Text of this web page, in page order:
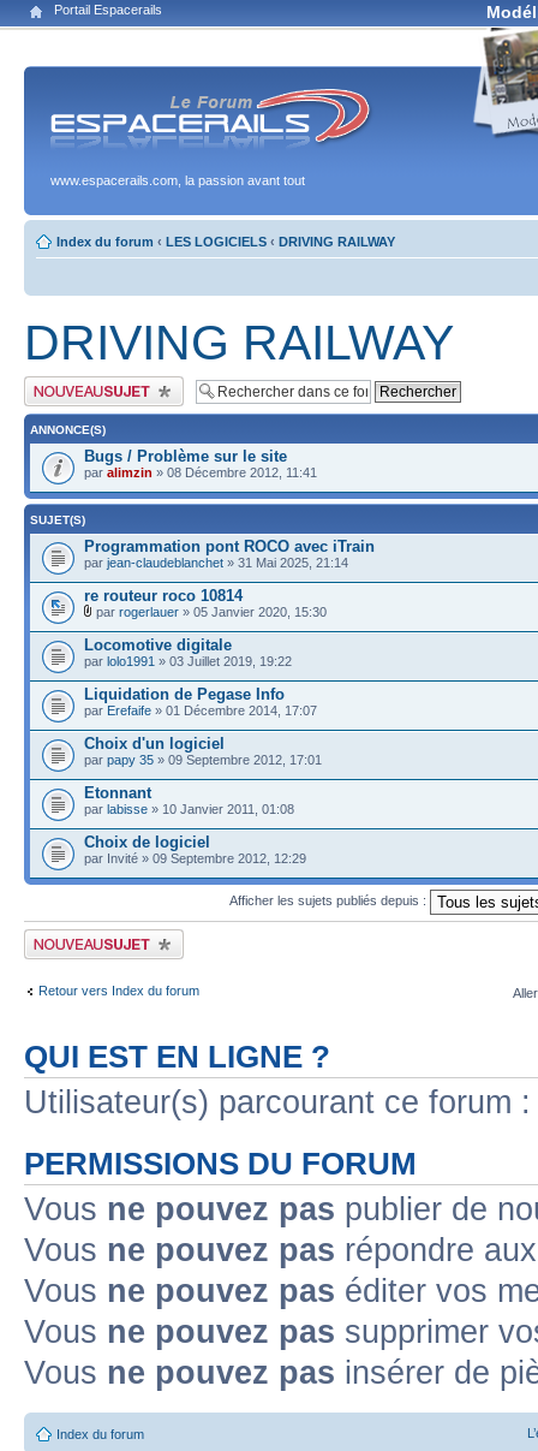
Portail Espacerails
www.espacerails.com, la passion avant tout
Index du forum ‹ LES LOGICIELS ‹ DRIVING RAILWAY
DRIVING RAILWAY
Publier un nouveau sujet
ANNONCE(S)
Bugs / Problème sur le site
par alimzin » 08 Décembre 2012, 11:41
SUJET(S)
Programmation pont ROCO avec iTrain
par jean-claudeblanchet » 31 Mai 2025, 21:14
re routeur roco 10814
par rogerlauer » 05 Janvier 2020, 15:30
Locomotive digitale
par lolo1991 » 03 Juillet 2019, 19:22
Liquidation de Pegase Info
par Erefaife » 01 Décembre 2014, 17:07
Choix d'un logiciel
par papy 35 » 09 Septembre 2012, 17:01
Etonnant
par labisse » 10 Janvier 2011, 01:08
Choix de logiciel
par Invité » 09 Septembre 2012, 12:29
Afficher les sujets publiés depuis :
Publier un nouveau sujet
Retour vers Index du forum
QUI EST EN LIGNE ?
Utilisateur(s) parcourant ce forum
PERMISSIONS DU FORUM
Vous ne pouvez pas publier de
Vous ne pouvez pas répondre
Vous ne pouvez pas éditer vos
Vous ne pouvez pas supprimer
Vous ne pouvez pas insérer de
Index du forum